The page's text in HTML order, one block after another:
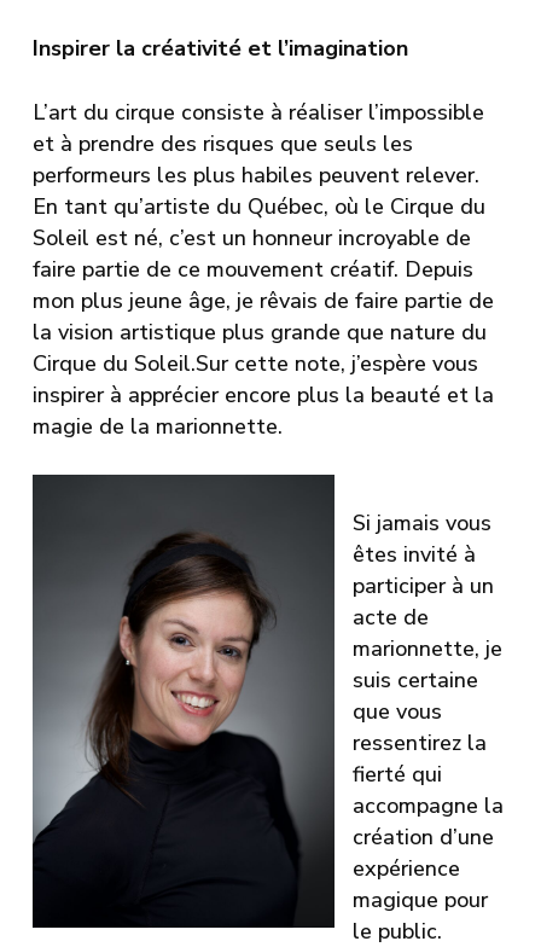
Inspirer la créativité et l’imagination
L’art du cirque consiste à réaliser l’impossible
et à prendre des risques que seuls les
performeurs les plus habiles peuvent relever.
En tant qu’artiste du Québec, où le Cirque du
Soleil est né, c’est un honneur incroyable de
faire partie de ce mouvement créatif. Depuis
mon plus jeune âge, je rêvais de faire partie de
la vision artistique plus grande que nature du
Cirque du Soleil.Sur cette note, j’espère vous
inspirer à apprécier encore plus la beauté et la
magie de la marionnette.
Si jamais vous
êtes invité à
participer à un
acte de
marionnette, je
suis certaine
que vous
ressentirez la
fierté qui
accompagne la
création d’une
expérience
magique pour
le public.